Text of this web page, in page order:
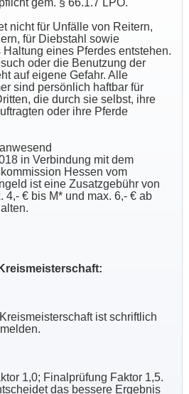
gem. § 66.1.7 LPO.
nicht für Unfälle von Reitern,
für Diebstahl sowie
eines Pferdes entstehen.
oder die Benutzung der
auf eigene Gefahr. Alle
sind persönlich haftbar für
die durch sie selbst, ihre
oder ihre Pferde
in Verbindung mit dem
Hessen vom
ist eine Zusatzgebühr von
4,- € bis M* und max. 6,- € ab
ist schriftlich
1,0; Finalprüfung Faktor 1,5.
das bessere Ergebnis